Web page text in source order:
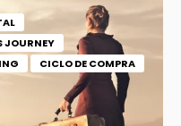
JOURNEY
CICLO DE COMPRA